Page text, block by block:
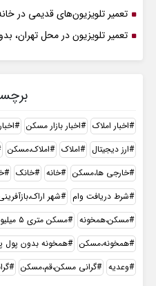
تعمیر تلویزیون‌های قدیمی در
تعمیر تلویزیون در محل تهران،
اخبار املاک اخبار بازار مسکن
ارز دیجیتال
املاک املاک،مسکن
خارجی ها،مسکن
خانه خانک
شرط دریافت وام
شهر
مسکن،همخونه
مسکن متری ۵ میلیون
همخونه،مسکن
همخونه بدون پول
وعدیه
گرانی مسکن،قم،مسکن